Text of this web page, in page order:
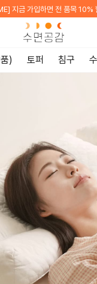
지금 가입하면 전 품목 10% 할
) 토퍼 침구